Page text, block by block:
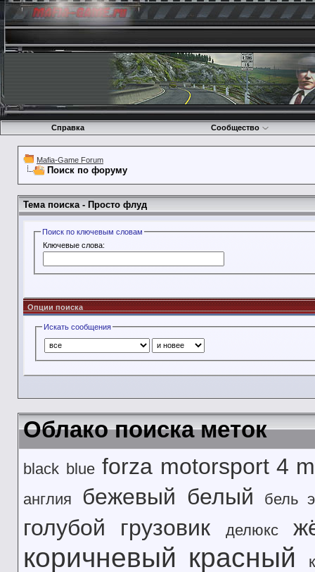
Справка Сообщество
Mafia-Game Forum
Поиск по форуму
Тема поиска - Просто флуд
Поиск по ключевым словам
Ключевые слова:
Опции поиска
Искать сообщения
Облако поиска меток
black blue forza motorsport 4
англия бежевый белый бель
голубой грузовик делюкс
коричневый красный